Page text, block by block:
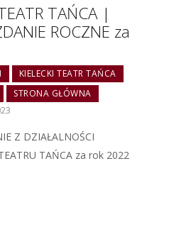
TAŃCA |
ROCZNE za
KIELECKI TEATR TAŃCA
STRONA GŁÓWNA
Z DZIAŁALNOŚCI
TAŃCA za rok 2022